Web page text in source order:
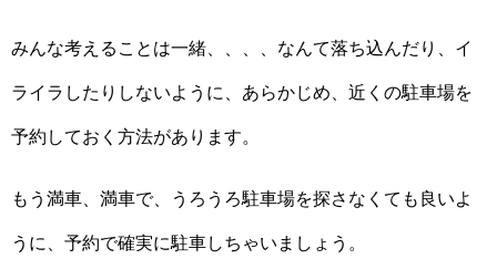
みんな考えることは一緒、、、、なんて落ち込んだり、イ
ライラしたりしないように、あらかじめ、近くの駐車場を
予約しておく方法があります。
もう満車、満車で、うろうろ駐車場を探さなくても良いよ
うに、予約で確実に駐車しちゃいましょう。